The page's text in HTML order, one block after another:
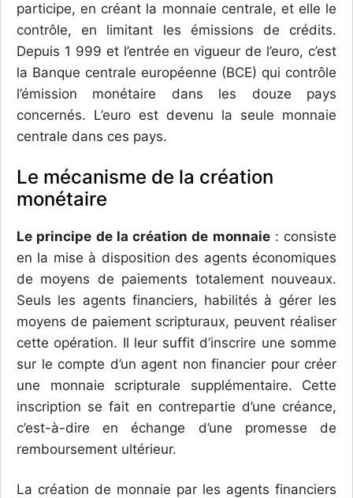
participe, en créant la monnaie centrale, et elle le
contrôle, en limitant les émissions de crédits.
Depuis 1 999 et l’entrée en vigueur de l’euro, c’est
la Banque centrale européenne (BCE) qui contrôle
l’émission monétaire dans les douze pays
concernés. L’euro est devenu la seule monnaie
centrale dans ces pays.
Le mécanisme de la création
monétaire
Le principe de la création de monnaie: consiste
en la mise à disposition des agents économiques
de moyens de paiements totalement nouveaux.
Seuls les agents financiers, habilités à gérer les
moyens de paiement scripturaux, peuvent réaliser
cette opération. Il leur suffit d’inscrire une somme
sur le compte d’un agent non financier pour créer
une monnaie scripturale supplémentaire. Cette
inscription se fait en contrepartie d’une créance,
c’est-à-dire en échange d’une promesse de
remboursement ultérieur.
La création de monnaie par les agents financiers